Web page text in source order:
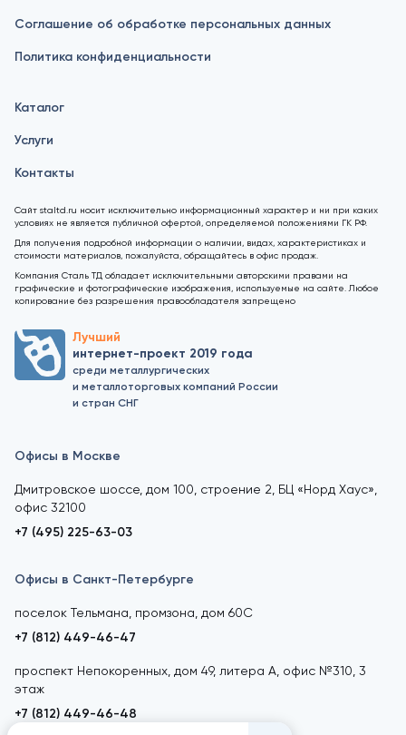
Соглашение об обработке персональных данных
Политика конфиденциальности
Каталог
Услуги
Контакты
Сайт staltd.ru носит исключительно информационный характер и ни при каких
условиях не является публичной офертой, определяемой положениями ГК РФ.
Для получения подробной информации о наличии, видах, характеристиках и
стоимости материалов, пожалуйста, обращайтесь в офис продаж.
Компания Сталь ТД обладает исключительными авторскими правами на
графические и фотографические изображения, используемые на сайте. Любое
копирование без разрешения правообладателя запрещено
Лучший
интернет-проект 2019 года
среди металлургических
и металлоторговых компаний России
и стран СНГ
Офисы в Москве
Дмитровское шоссе, дом 100, строение 2, БЦ «Норд Хаус»,
офис 32100
+7 (495) 225-63-03
Офисы в Санкт-Петербурге
поселок Тельмана, промзона, дом 60С
+7 (812) 449-46-47
проспект Непокоренных, дом 49, литера А, офис №310, 3
этаж
+7 (812) 449-46-48